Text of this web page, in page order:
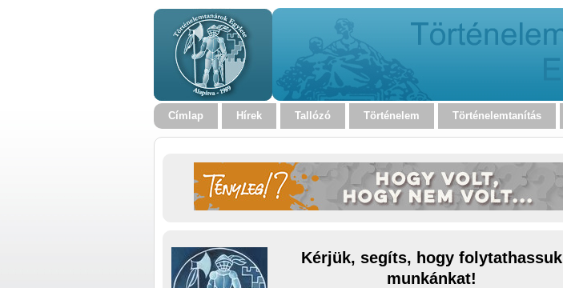
Címlap Hírek Tallózó Történelem Történelemtanítás
Kérjük, segíts, hogy folytathassuk
munkánkat!